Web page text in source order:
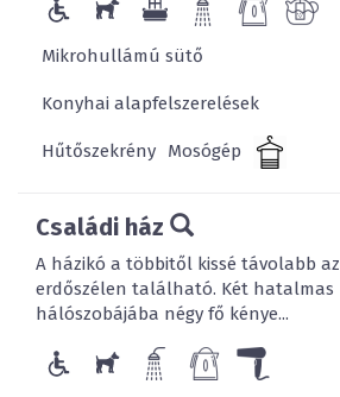
Mikrohullámú sütő
Konyhai alapfelszerelések
Hűtőszekrény Mosógép
Családi ház
A házikó a többitől kissé távolabb az
erdőszélen található. Két hatalmas
hálószobájába négy fő kénye...